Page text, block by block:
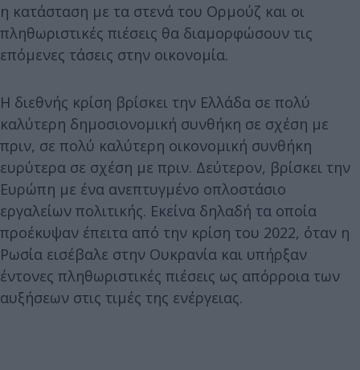
η κατάσταση με τα στενά του Ορμούζ και οι
πληθωριστικές πιέσεις θα διαμορφώσουν τις
επόμενες τάσεις στην οικονομία.
Η διεθνής κρίση βρίσκει την Ελλάδα σε πολύ
καλύτερη δημοσιονομική συνθήκη σε σχέση με
πριν, σε πολύ καλύτερη οικονομική συνθήκη
ευρύτερα σε σχέση με πριν. Δεύτερον, βρίσκει την
Ευρώπη με ένα ανεπτυγμένο οπλοστάσιο
εργαλείων πολιτικής. Εκείνα δηλαδή τα οποία
προέκυψαν έπειτα από την κρίση του 2022, όταν η
Ρωσία εισέβαλε στην Ουκρανία και υπήρξαν
έντονες πληθωριστικές πιέσεις ως απόρροια των
αυξήσεων στις τιμές της ενέργειας.